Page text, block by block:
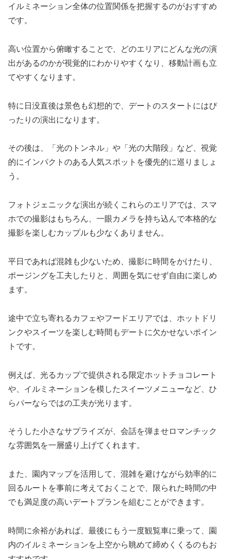
イルミネーション全体の位置関係を把握するのがおすすめ
です。
高い位置から俯瞰することで、どのエリアにどんな光の演
出があるのかが視覚的にわかりやすくなり、移動計画も立
てやすくなります。
特に日没直後は景色も幻想的で、デートのスタートにはぴ
ったりの演出になります。
その後は、「光のトンネル」や「光の大階段」など、視覚
的にインパクトのある人気スポットを優先的に巡りましょ
う。
フォトジェニックな演出が続くこれらのエリアでは、スマ
ホでの撮影はもちろん、一眼カメラを持ち込んで本格的な
撮影を楽しむカップルも少なくありません。
平日であれば混雑も少ないため、撮影に時間をかけたり、
ポージングを工夫したりと、周囲を気にせず自由に楽しめ
ます。
途中で立ち寄れるカフェやフードエリアでは、ホットドリ
ンクやスイーツを楽しむ時間もデートに欠かせないポイン
トです。
例えば、光るカップで提供される限定ホットチョコレート
や、イルミネーションを模したスイーツメニューなど、ひ
らパーならではの工夫が光ります。
そうした小さなサプライズが、会話を弾ませロマンチック
な雰囲気を一層盛り上げてくれます。
また、園内マップを活用して、混雑を避けながら効率的に
回るルートを事前に考えておくことで、限られた時間の中
でも満足度の高いデートプランを組むことができます。
時間に余裕があれば、最後にもう一度観覧車に乗って、園
内のイルミネーションを上空から眺めて締めくくるのもお